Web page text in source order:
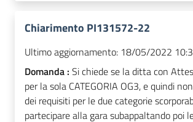
Chiarimento PI131572-22
Ultimo aggiornamento: 18/05/2022
Domanda : Si chiede se la ditta con
per la sola CATEGORIA OG3, e quindi
dei requisiti per le due categorie
partecipare alla gara subappaltando poi